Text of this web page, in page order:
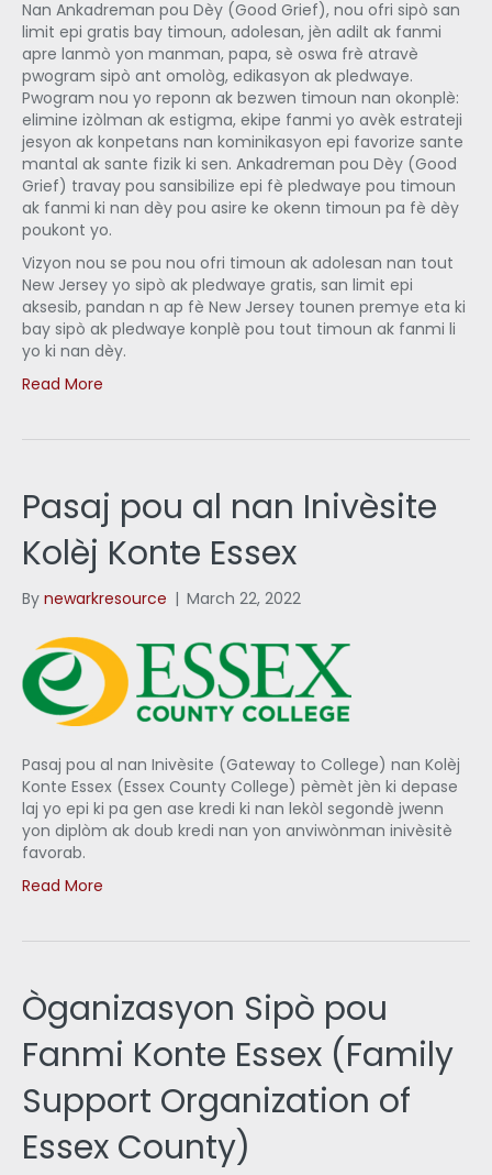
Nan Ankadreman pou Dèy (Good Grief), nou ofri sipò san
limit epi gratis bay timoun, adolesan, jèn adilt ak fanmi
apre lanmò yon manman, papa, sè oswa frè atravè
pwogram sipò ant omològ, edikasyon ak pledwaye.
Pwogram nou yo reponn ak bezwen timoun nan okonplè:
elimine izòlman ak estigma, ekipe fanmi yo avèk estrateji
jesyon ak konpetans nan kominikasyon epi favorize sante
mantal ak sante fizik ki sen. Ankadreman pou Dèy (Good
Grief) travay pou sansibilize epi fè pledwaye pou timoun
ak fanmi ki nan dèy pou asire ke okenn timoun pa fè dèy
poukont yo.
Vizyon nou se pou nou ofri timoun ak adolesan nan tout
New Jersey yo sipò ak pledwaye gratis, san limit epi
aksesib, pandan n ap fè New Jersey tounen premye eta ki
bay sipò ak pledwaye konplè pou tout timoun ak fanmi li
yo ki nan dèy.
Read More
Pasaj pou al nan Inivèsite
Kolèj Konte Essex
By newarkresource | March 22, 2022
Pasaj pou al nan Inivèsite (Gateway to College) nan Kolèj
Konte Essex (Essex County College) pèmèt jèn ki depase
laj yo epi ki pa gen ase kredi ki nan lekòl segondè jwenn
yon diplòm ak doub kredi nan yon anviwònman inivèsitè
favorab.
Read More
Òganizasyon Sipò pou
Fanmi Konte Essex (Family
Support Organization of
Essex County)